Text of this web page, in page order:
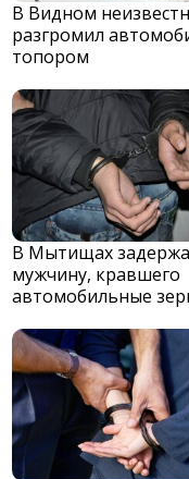
В Видном
разгромил
топором
В Мытищах
мужчину, кравшего
автомобильные